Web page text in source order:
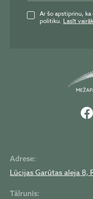
Adrese:
Lūcijas Garūtas aleja 8,
Tālrunis:
Ar šo apstiprinu,
politiku. Lasīt vairāk